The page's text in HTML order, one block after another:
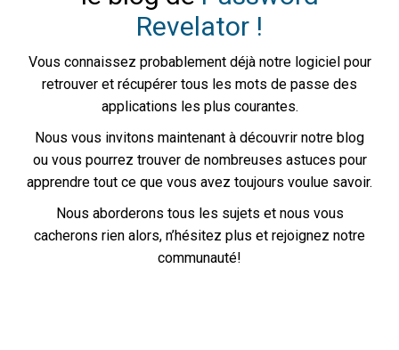
Revelator !
Vous connaissez probablement déjà notre logiciel pour
retrouver et récupérer tous les mots de passe des
applications les plus courantes.
Nous vous invitons maintenant à découvrir notre blog
ou vous pourrez trouver de nombreuses astuces pour
apprendre tout ce que vous avez toujours voulue savoir.
Nous aborderons tous les sujets et nous vous
cacherons rien alors, n’hésitez plus et rejoignez notre
communauté!